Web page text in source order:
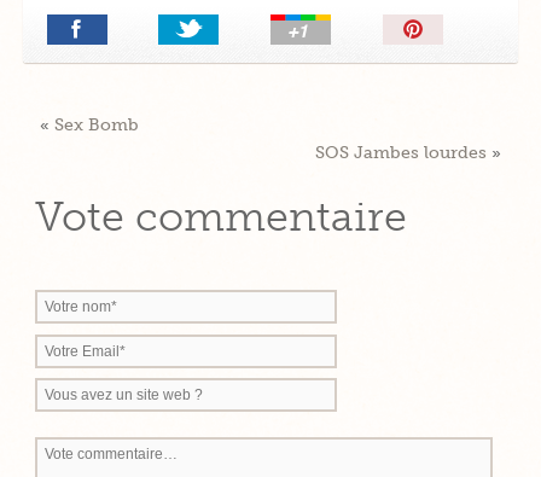
Épingler!
«Sex Bomb
SOS Jambes lourdes »
Vote commentaire